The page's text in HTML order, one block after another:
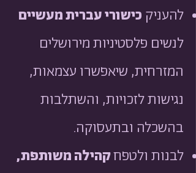
להעניק כישורי עברית מעשיים
לנשים פלסטיניות מירושלים
המזרחית, שיאפשרו עצמאות,
נגישות לזכויות, והשתלבות
בהשכלה ובתעסוקה.
לבנות ולטפחקהילה משותפת,